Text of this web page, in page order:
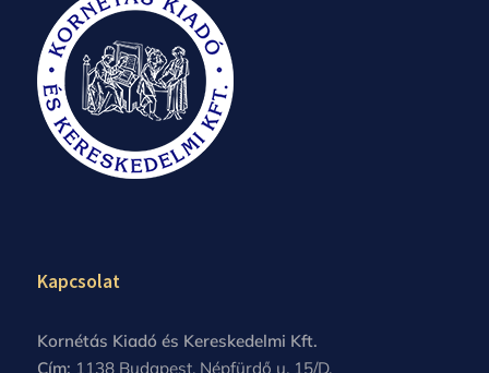
Kapcsolat
Kornétás Kiadó és Kereskedelmi Kft.
Cím: 1138 Budapest, Népfürdő u. 15/D.